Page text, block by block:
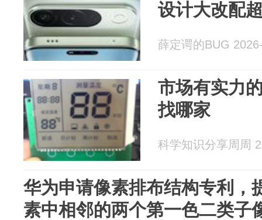
设计大改配
薛定谔的BUG
市场有实力
找哪家
科学知识分享周周
华为申请像素排布结构专利，
素中相邻的两个第一色二类子